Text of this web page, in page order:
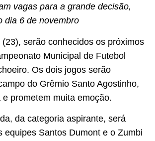
vagas para a grande decisão,
dia 6 de novembro
serão conhecidos os próximos
Municipal de Futebol
Os dois jogos serão
do Grêmio Santo Agostinho,
e prometem muita emoção.
da categoria aspirante, será
equipes Santos Dumont e o Zumbi